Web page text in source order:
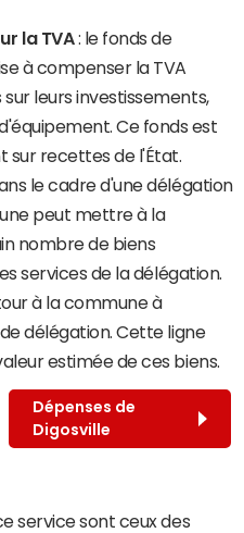
la TVA: le fonds de
à compenser la TVA
leurs investissements,
Ce fonds est
recettes de l'État.
le cadre d'une délégation
peut mettre à la
nombre de biens
services de la délégation.
à la commune à
délégation. Cette ligne
estimée de ces biens.
Dépenses de
Digosville
service sont ceux des